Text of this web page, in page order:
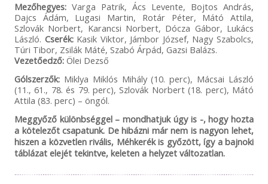
Mezőhegyes:Varga Patrik, Ács Levente, Bojtos András,
Dajcs Ádám, Lugasi Martin, Rotár Péter, Mátó Attila,
Szlovák Norbert, Karancsi Norbert, Dócza Gábor, Lukács
László. Cserék:Kasik Viktor, Jámbor József, Nagy Szabolcs,
Túri Tibor, Zsilák Máté, Szabó Árpád, Gazsi Balázs.
Vezetőedző:Ölei Dezső
Gólszerzők:Miklya Miklós Mihály (10. perc), Mácsai László
(11., 61., 78. és 79. perc), Szlovák Norbert (18. perc), Mátó
Attila (83. perc) – öngól.
Meggyőző különbséggel – mondhatjuk úgy is -, hogy hozta
a kötelezőt csapatunk. De hibázni már nem is nagyon lehet,
hiszen a közvetlen rivális, Méhkerék is győzött, így a bajnoki
táblázat elejét tekintve, keleten a helyzet változatlan.